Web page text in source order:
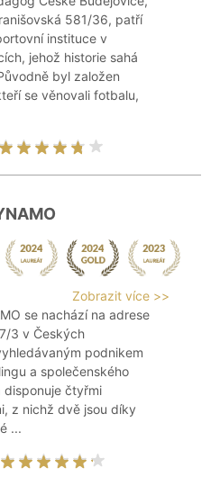
581/36, patří
instituce v
jehož historie sahá
byl založen
se věnovali fotbalu,
Zobrazit více >>
se nachází na adrese
3 v Českých
podnikem
a společenského
čtyřmi
z nichž dvě jsou díky
...